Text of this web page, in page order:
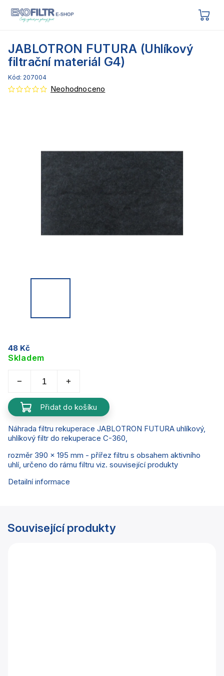
JABLOTRON FUTURA (Uhlíkový
filtrační materiál G4)
Kód: 207004
Neohodnoceno
48 Kč
Skladem
Přidat do košíku
Náhrada filtru rekuperace JABLOTRON FUTURA uhlíkový,
uhlíkový filtr do rekuperace C-360,
rozměr 390 x 195 mm - přířez filtru s obsahem aktivního
uhlí, určeno do rámu filtru viz. související produkty
Detailní informace
Související produkty